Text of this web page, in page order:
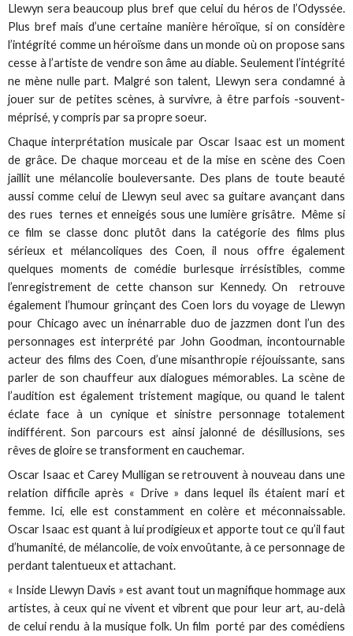
Llewyn sera beaucoup plus bref que celui du héros de l’Odyssée.
Plus bref mais d’une certaine manière héroïque, si on considère
l’intégrité comme un héroïsme dans un monde où on propose sans
cesse à l’artiste de vendre son âme au diable. Seulement l’intégrité
ne mène nulle part. Malgré son talent, Llewyn sera condamné à
jouer sur de petites scènes, à survivre, à être parfois -souvent-
méprisé, y compris par sa propre soeur.
Chaque interprétation musicale par Oscar Isaac est un moment
de grâce. De chaque morceau et de la mise en scène des Coen
jaillit une mélancolie bouleversante. Des plans de toute beauté
aussi comme celui de Llewyn seul avec sa guitare avançant dans
des rues ternes et enneigés sous une lumière grisâtre. Même si
ce film se classe donc plutôt dans la catégorie des films plus
sérieux et mélancoliques des Coen, il nous offre également
quelques moments de comédie burlesque irrésistibles, comme
l’enregistrement de cette chanson sur Kennedy. On retrouve
également l’humour grinçant des Coen lors du voyage de Llewyn
pour Chicago avec un inénarrable duo de jazzmen dont l’un des
personnages est interprété par John Goodman, incontournable
acteur des films des Coen, d’une misanthropie réjouissante, sans
parler de son chauffeur aux dialogues mémorables. La scène de
l’audition est également tristement magique, ou quand le talent
éclate face à un cynique et sinistre personnage totalement
indifférent. Son parcours est ainsi jalonné de désillusions, ses
rêves de gloire se transforment en cauchemar.
Oscar Isaac et Carey Mulligan se retrouvent à nouveau dans une
relation difficile après « Drive » dans lequel ils étaient mari et
femme. Ici, elle est constamment en colère et méconnaissable.
Oscar Isaac est quant à lui prodigieux et apporte tout ce qu’il faut
d’humanité, de mélancolie, de voix envoûtante, à ce personnage de
perdant talentueux et attachant.
« Inside Llewyn Davis » est avant tout un magnifique hommage aux
artistes, à ceux qui ne vivent et vibrent que pour leur art, au-delà
de celui rendu à la musique folk. Un film porté par des comédiens